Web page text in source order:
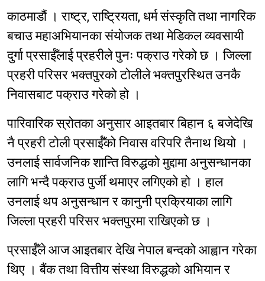
काठमाडौं । राष्ट्र, राष्ट्रियता, धर्म संस्कृति तथा नागरिक
बचाउ महाअभियानका संयोजक तथा मेडिकल व्यवसायी
दुर्गा प्रसाईँलाई प्रहरीले पुनः पक्राउ गरेको छ । जिल्ला
प्रहरी परिसर भक्तपुरको टोलीले भक्तपुरस्थित उनकै
निवासबाट पक्राउ गरेको हो ।
पारिवारिक स्रोतका अनुसार आइतबार बिहान ६ बजेदेखि
नै प्रहरी टोली प्रसाईँको निवास वरिपरि तैनाथ थियो ।
उनलाई सार्वजनिक शान्ति विरुद्धको मुद्दामा अनुसन्धानका
लागि भन्दै पक्राउ पुर्जी थमाएर लगिएको हो । हाल
उनलाई थप अनुसन्धान र कानुनी प्रक्रियाका लागि
जिल्ला प्रहरी परिसर भक्तपुरमा राखिएको छ ।
प्रसाईँले आज आइतबार देखि नेपाल बन्दको आह्वान गरेका
थिए । बैंक तथा वित्तीय संस्था विरुद्धको अभियान र